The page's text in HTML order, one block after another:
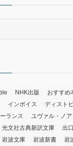
NHK出版 おすすめ
インボイス
ディスト
ランス ユヴァル・ノア
光文社古典新訳文庫 出
岩波文庫 岩波新書 岩